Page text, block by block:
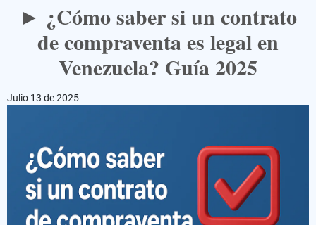
► ¿Cómo saber si un contrato
de compraventa es legal en
Venezuela? Guía 2025
Julio 13 de 2025